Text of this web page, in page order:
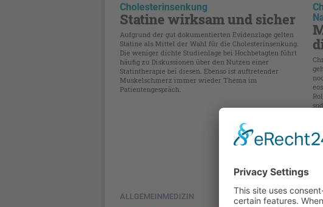
Cholesterinsenkung
Statine wirksam und sicher
Aufgrund der gut dokumentierten Evidenzlage gelten
Statine als Mittel der Wahl für die Cholesterinsenkung.
Die weniger dichte Studienlage bei Hochbetagten führt
häufig zu Diskussionen über den Nutzen einer
Statintherapie bei diesen. Ebenso ist auftretender
Muskelschmerz immer wieder Thema im
Patientengespräch.
ALLGEMEINMEDIZIN